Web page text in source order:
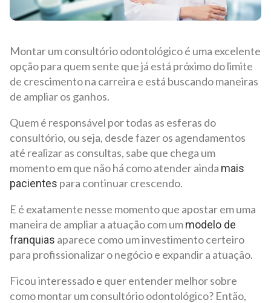
Montar um consultório odontológico é uma excelente
opção para quem sente que já está próximo do limite
de crescimento na carreira e está buscando maneiras
de ampliar os ganhos.
Quem é responsável por todas as esferas do
consultório, ou seja, desde fazer os agendamentos
até realizar as consultas, sabe que chega um
momento em que não há como atender ainda mais
pacientes para continuar crescendo.
E é exatamente nesse momento que apostar em uma
maneira de ampliar a atuação com ummodelo de
franquias aparece como um investimento certeiro
para profissionalizar o negócio e expandir a atuação.
Ficou interessado e quer entender melhor sobre
como montar um consultório odontológico? Então,